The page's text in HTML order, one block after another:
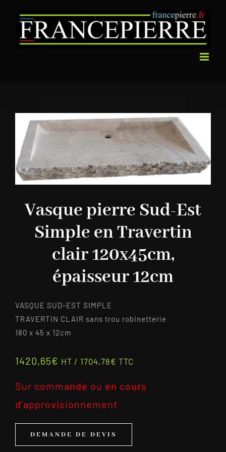
contenu
Vasque pierre Sud-Est
Simple en Travertin
clair 120x45cm,
épaisseur 12cm
VASQUE SUD-EST SIMPLE
TRAVERTIN CLAIR sans trou robinetterie
180 x 45 x 12cm
1420,65€ HT / 1704,78€ TTC
Sur commande ou en cours
d'approvisionnement
DEMANDE DE DEVIS